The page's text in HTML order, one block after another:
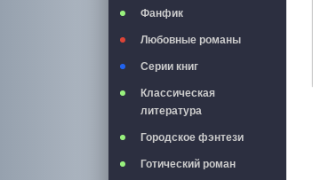
Фанфик
Любовные романы
Серии книг
Классическая
литература
Городское фэнтези
Готический роман